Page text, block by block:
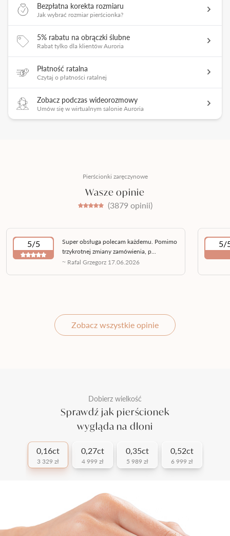
Bezpłatna korekta rozmiaru
Jak wybrać rozmiar pierścionka?
5% rabatu na obrączki ślubne
Rabat tylko dla klientów Auroria
Płatność ratalna
Czytaj o płatności ratalnej
Zobacz podczas wideorozmowy
Umów się w wirtualnym salonie Auroria
Pierścionki zaręczynowe
Wasze opinie
(3879 opinii)
5/5
Super obsługa polecam każdemu. Pomimo
trzykrotnej zmiany zamówienia, p...
~ Rafal Grzegorz 17.06.2026
5/
Zobacz wszystkie opinie
Dobierz wielkość
Sprawdź jak pierścionek
wygląda na dłoni
0,16ct
3 329 zł
0,27ct
4 999 zł
0,35ct
5 989 zł
0,52ct
6 999 zł